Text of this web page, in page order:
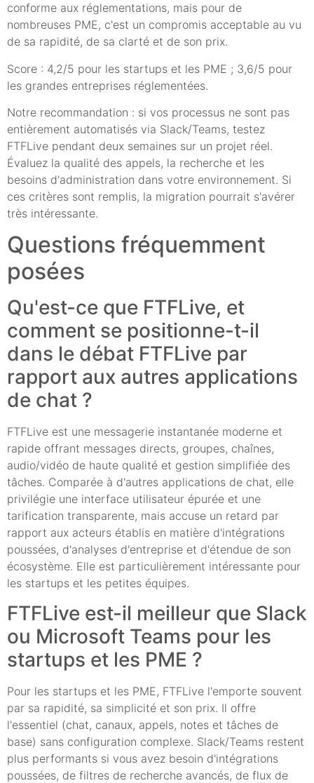
conforme aux réglementations, mais pour de
nombreuses PME, c'est un compromis acceptable au vu
de sa rapidité, de sa clarté et de son prix.
Score : 4,2/5 pour les startups et les PME ; 3,6/5 pour
les grandes entreprises réglementées.
Notre recommandation : si vos processus ne sont pas
entièrement automatisés via Slack/Teams, testez
FTFLive pendant deux semaines sur un projet réel.
Évaluez la qualité des appels, la recherche et les
besoins d'administration dans votre environnement. Si
ces critères sont remplis, la migration pourrait s'avérer
très intéressante.
Questions fréquemment
posées
Qu'est-ce que FTFLive, et
comment se positionne-t-il
dans le débat FTFLive par
rapport aux autres applications
de chat ?
FTFLive est une messagerie instantanée moderne et
rapide offrant messages directs, groupes, chaînes,
audio/vidéo de haute qualité et gestion simplifiée des
tâches. Comparée à d'autres applications de chat, elle
privilégie une interface utilisateur épurée et une
tarification transparente, mais accuse un retard par
rapport aux acteurs établis en matière d'intégrations
poussées, d'analyses d'entreprise et d'étendue de son
écosystème. Elle est particulièrement intéressante pour
les startups et les petites équipes.
FTFLive est-il meilleur que Slack
ou Microsoft Teams pour les
startups et les PME ?
Pour les startups et les PME, FTFLive l'emporte souvent
par sa rapidité, sa simplicité et son prix. Il offre
l'essentiel (chat, canaux, appels, notes et tâches de
base) sans configuration complexe. Slack/Teams restent
plus performants si vous avez besoin d'intégrations
poussées, de filtres de recherche avancés, de flux de